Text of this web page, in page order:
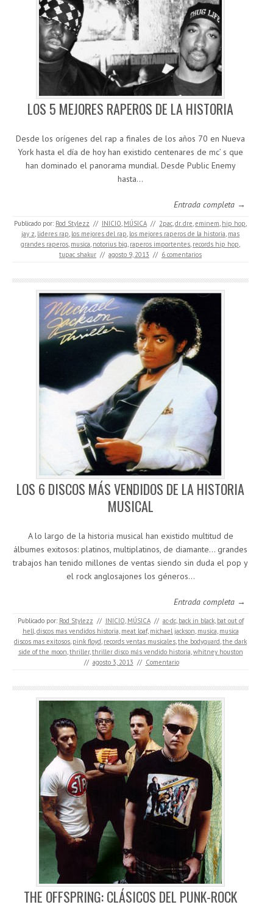
LOS 5 MEJORES RAPEROS DE LA HISTORIA
Desde los orígenes del rap a finales de los años 70 en Nueva
York hasta el día de hoy han existido centenares de mc’ s que
han dominado el panorama mundial. Desde Public Enemy
hasta…
Entrada completa →
Publicado por: Rod Stylezz // INICIO, MÚSICA // 2pac,dr. dre,eminem, hip hop,
jay z, lideres rap, los mejores del rap, los mejores raperos de la historia, mas
grandes raperos, musica, notorius big, raperos importentes, records hip hop,
tupac shakur // agosto 9, 2013 // 6 comentarios
LOS 6 DISCOS MÁS VENDIDOS DE LA HISTORIA
MUSICAL
A lo largo de la historia musical han existido multitud de
álbumes exitosos: platinos, multiplatinos, de diamante… grandes
trabajos han tenido millones de ventas siendo sin duda el pop y
el rock anglosajones los géneros…
Entrada completa →
Publicado por: Rod Stylezz // INICIO, MÚSICA // ac-dc, back in black, bat out of
hell,discos mas vendidos historia, meat loaf, michael jackson, musica, musica
discos mas exitosos, pink floyd, records ventas musicales,the bodyguard,the dark
side of the moon,thriller,thriller disco más vendido historia,whitney houston
// agosto 3, 2013 // Comentario
THE OFFSPRING: CLÁSICOS DEL PUNK-ROCK